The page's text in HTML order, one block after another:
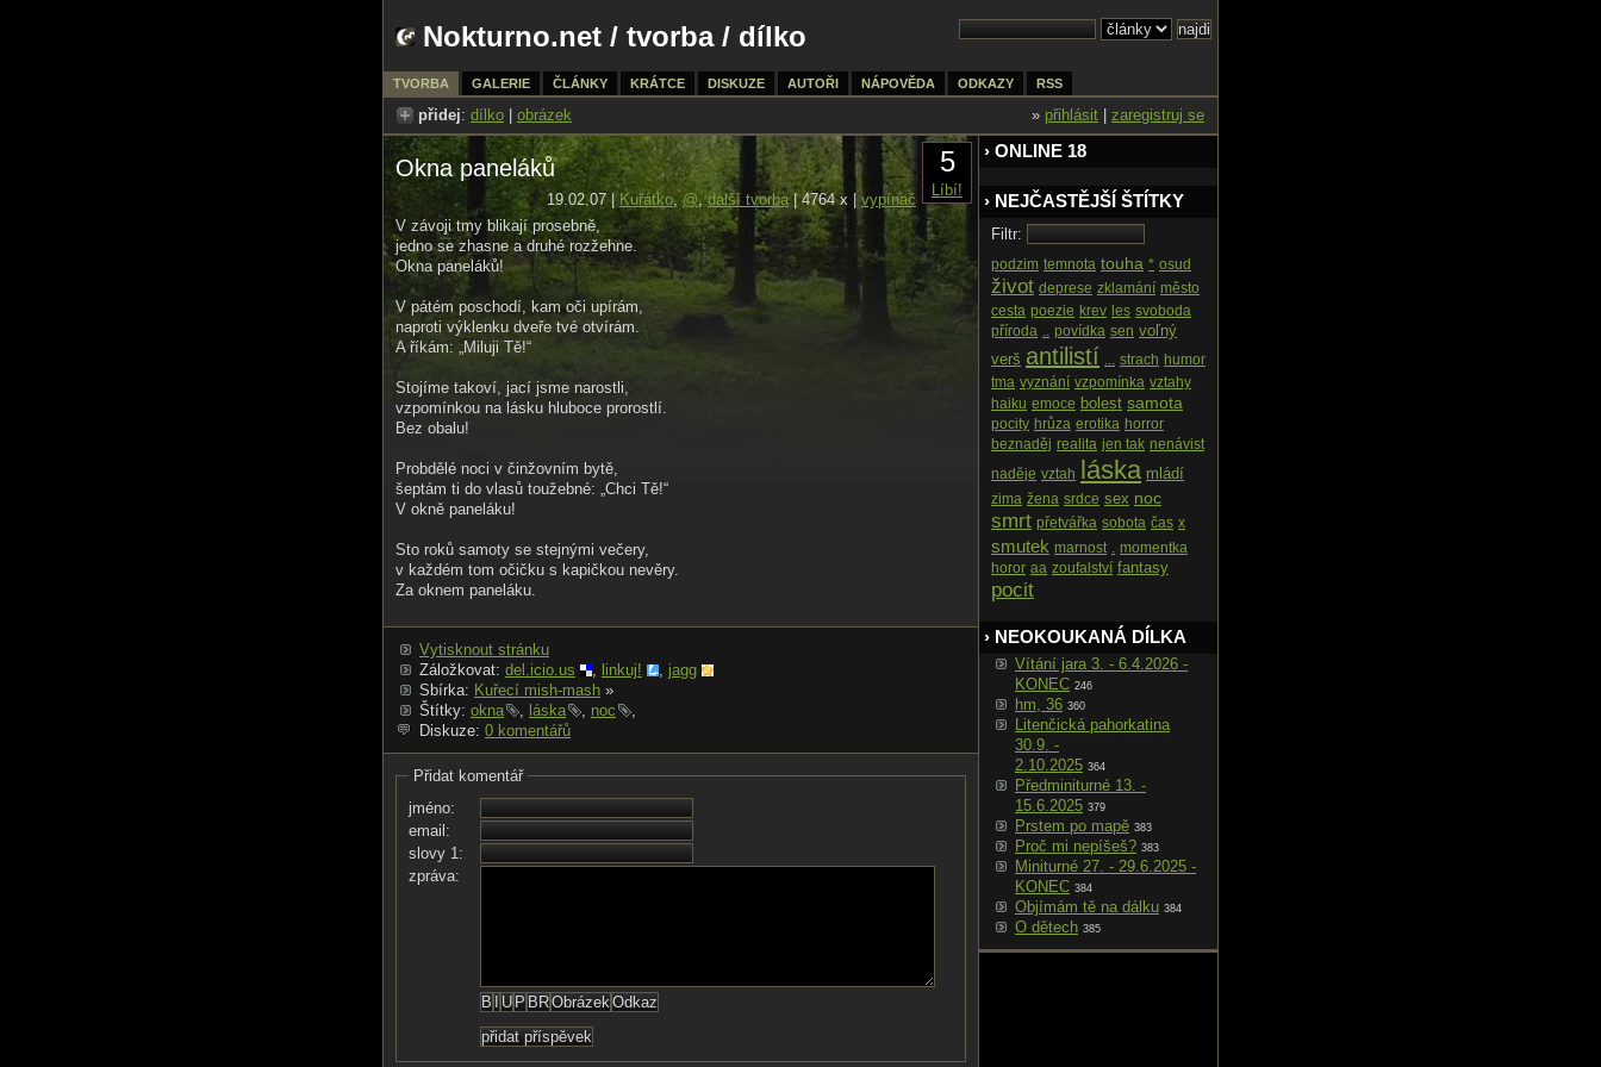
Nokturno.net / tvorba/ dílko
TVORBA GALERIE ČLÁNKY KRÁTCE DISKUZE AUTOŘI NÁPOVĚDA ODKAZY RSS
přidej: dílko obrázek » přihlásit zaregistruj se
5
Líbí!
Okna paneláků
19.02.07 |Kuřátko, @,další tvorba| 4764 x |vypínač
V závoji tmy blikají prosebně,
jedno se zhasne a druhé rozžehne.
Okna paneláků!
V pátém poschodí, kam oči upírám,
naproti výklenku dveře tvé otvírám.
A říkám: „Miluji Tě!“
Stojíme takoví, jací jsme narostli,
vzpomínkou na lásku hluboce prorostlí.
Bez obalu!
Probdělé noci v činžovním bytě,
šeptám ti do vlasů toužebné: „Chci Tě!“
V okně paneláku!
Sto roků samoty se stejnými večery,
v každém tom očičku s kapičkou nevěry.
Za oknem paneláku.
Vytisknout stránku
Záložkovat: del.icio.us , linkuj! , jagg
Sbírka: Kuřecí mish-mash »
Štítky: okna , láska , noc
,
Diskuze: 0 komentářů
Přidat komentář
jméno:
email:
slovy 1:
zpráva:
› ONLINE 18
› NEJČASTĚJŠÍ ŠTÍTKY
Filtr:
podzim temnota touha * osud
život deprese zklamání město
cesta poezie krev les svoboda
příroda .. povídka sen voľný
verš antilistí ... strach humor
tma vyznání vzpomínka vztahy
haiku emoce bolest samota
pocity hrůza erotika horror
beznaděj realita jen tak nenávist
naděje vztah láska mládí
zima žena srdce sex noc
smrt přetvářka sobota čas x
smutek marnost . momentka
horor aa zoufalství fantasy
pocit
› NEOKOUKANÁ DÍLKA
Vítání jara 3. - 6.4.2026 -
KONEC 246
hm, 36 360
Litenčická pahorkatina
30.9. -
2.10.2025 364
Předminiturné 13. -
15.6.2025 379
Prstem po mapě 383
Proč mi nepíšeš? 383
Miniturné 27. - 29.6.2025 -
KONEC 384
Objímám tě na dálku 384
O dětech 385